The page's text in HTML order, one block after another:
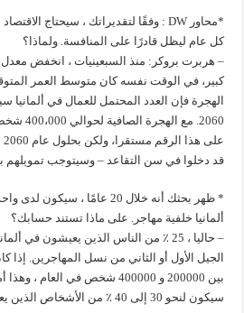
كل عام ليظل قادرًا على المنافسة. ولماذا؟
– هربرت بروكر: منذ السبعينيات ، انخفض معدل
كبير، في الوقت نفسه كان متوسط العمر
2060. مع
قد دخلوا في سن التقاعد – وسيتوجب تمويلهم
* ظهر بحثك أنه خلال 20 عامًا ،
ألمانيا خلفية مهاجر. على ماذا تستند حسابك؟
– حاليا ، 25 ٪ من الناس الذين يعيشون في
الجيل الأول أو الثاني من نسل المهاجرين. إذا
سيكون لنحو 30 إلى 40 ٪ من